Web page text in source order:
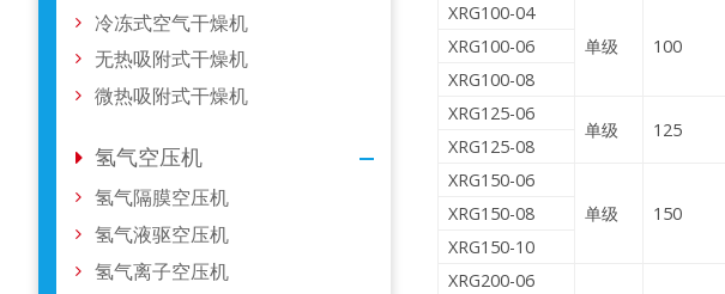
XRG100-04
单级
100
XRG100-06
XRG100-08
XRG125-06
单级 125
XRG125-08
XRG150-06
单级
150
XRG150-08
XRG150-10
XRG200-06
冷冻式空气干燥机
无热吸附式干燥机
微热吸附式干燥机
氢气空压机
氢气隔膜空压机
氢气液驱空压机
氢气离子空压机